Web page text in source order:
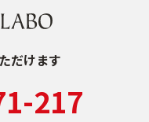
お悩みから探す TOP
だけます
217